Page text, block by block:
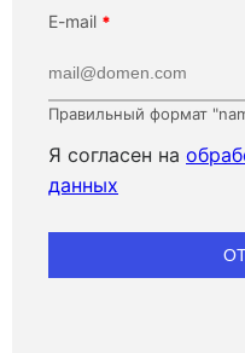
E-mail *
Правильный формат
Я согласен на
данных